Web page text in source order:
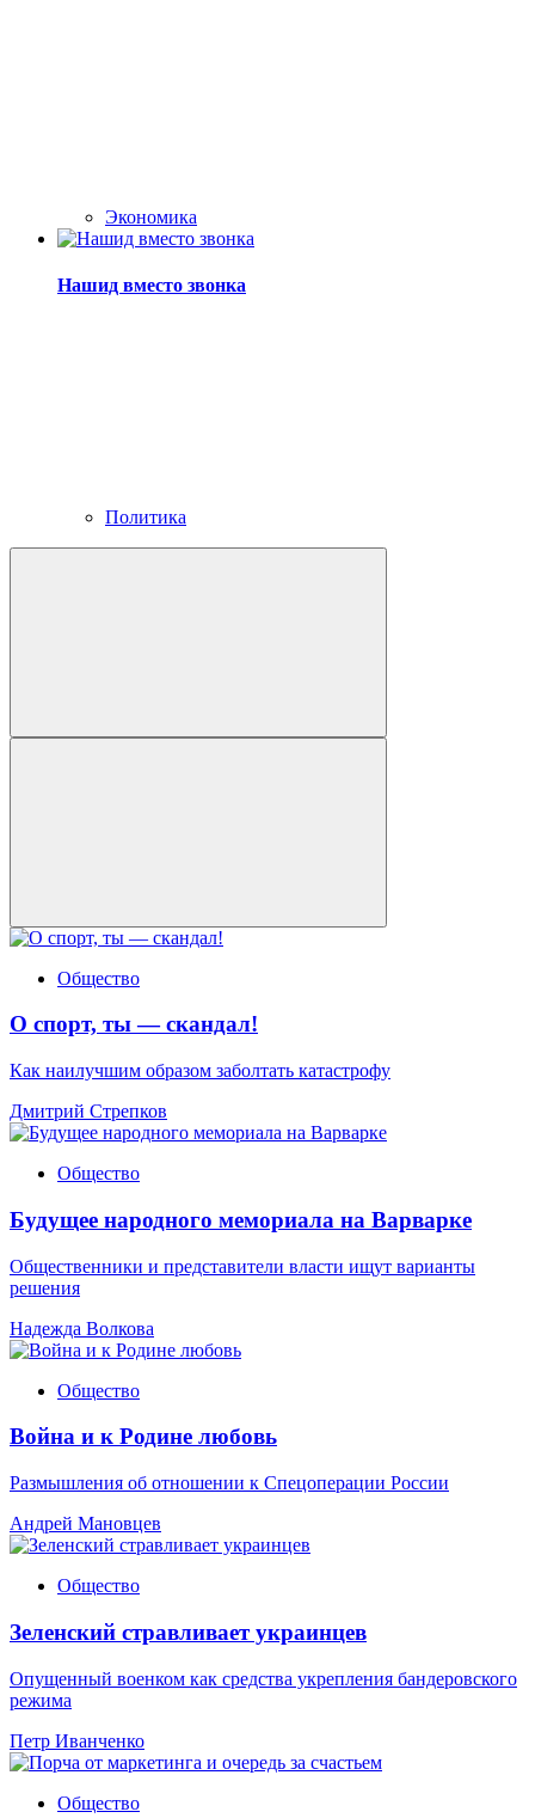
Экономика
Нашид вместо звонка
Политика
Общество
О спорт, ты — скандал!
Как наилучшим образом заболтать катастрофу
Дмитрий Стрепков
Общество
Будущее народного мемориала на Варварке
Общественники и представители власти ищут варианты
решения
Надежда Волкова
Общество
Война и к Родине любовь
Размышления об отношении к Спецоперации России
Андрей Мановцев
Общество
Зеленский стравливает украинцев
Опущенный военком как средства укрепления бандеровского
режима
Петр Иванченко
Общество